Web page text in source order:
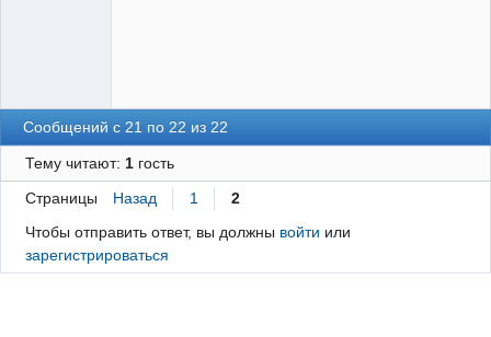
Сообщений с 21 по 22 из 22
Тему читают: 1гость
Страницы Назад 1
2
Чтобы отправить ответ, вы должны войти или
зарегистрироваться